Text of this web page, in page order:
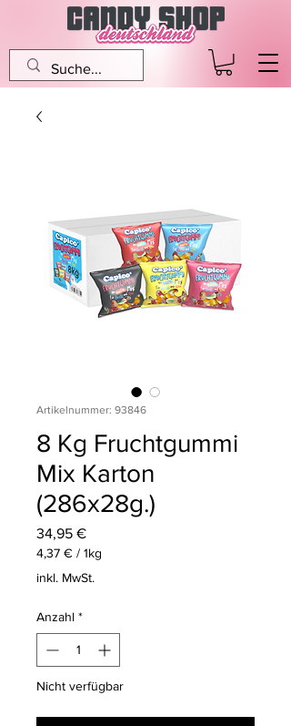
Artikelnummer: 93846
8 Kg Fruchtgummi
Mix Karton
(286x28g.)
34,95 €Preis
4,37 € / 1kg
4,37 €
pro
Kilogramm
inkl. MwSt.
Anzahl *
Nicht verfügbar